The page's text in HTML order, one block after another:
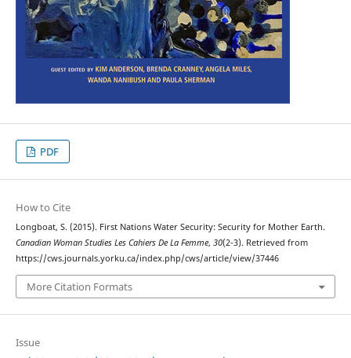
PDF
How to Cite
Longboat, S. (2015). First Nations Water Security: Security for Mother Earth.
Canadian Woman Studies Les Cahiers De La Femme, 30(2-3). Retrieved from
https://cws.journals.yorku.ca/index.php/cws/article/view/37446
More Citation Formats
Issue